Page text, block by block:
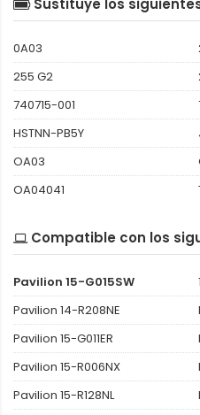
Sustituye los
0A03
255 G2
740715-001
HSTNN-PB5Y
OA03
OA04041
Compatible con los
Pavilion 15-G015SW
Pavilion 14-R208NE
Pavilion 15-G011ER
Pavilion 15-R006NX
Pavilion 15-R128NL